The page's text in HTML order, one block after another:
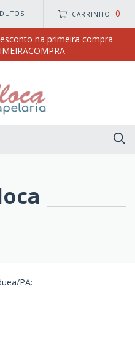
CARRINHO 0
na primeira compra
PA: